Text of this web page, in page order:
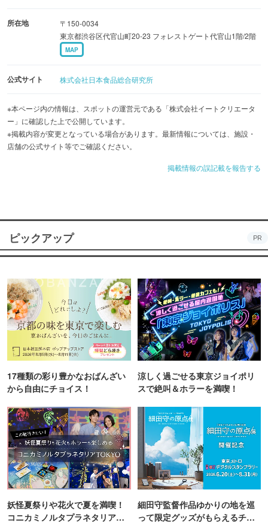
メニューを味わえ、さまざまなイベントやポップアップを
楽しむこともできます。
所在地
〒150-0034
東京都渋谷区代官山町20-23 フォレストゲート代官山1階/2階
MAP
公式サイト 株式会社日本食品総合研究所
※本ページ内の情報は、スポットの運営元である「株式会社イートクリエータ
ー」に確認した上で公開しています。
※掲載内容が変更となっている場合があります。最新情報については、施設・
店舗の公式サイト等でご確認ください。
掲載情報の誤記載を報告する
ピックアップ PR
17種類の彩り豊かなおばんざい
から自由にチョイス！
涼しく過ごせる東京ジョイポリ
スで絶叫＆ホラーを満喫！
妖怪夏祭りや花火で夏を満喫！
コニカミノルタプラネタリア
細田守監督作品ゆかりの地を巡
って限定グッズがもらえるチャ